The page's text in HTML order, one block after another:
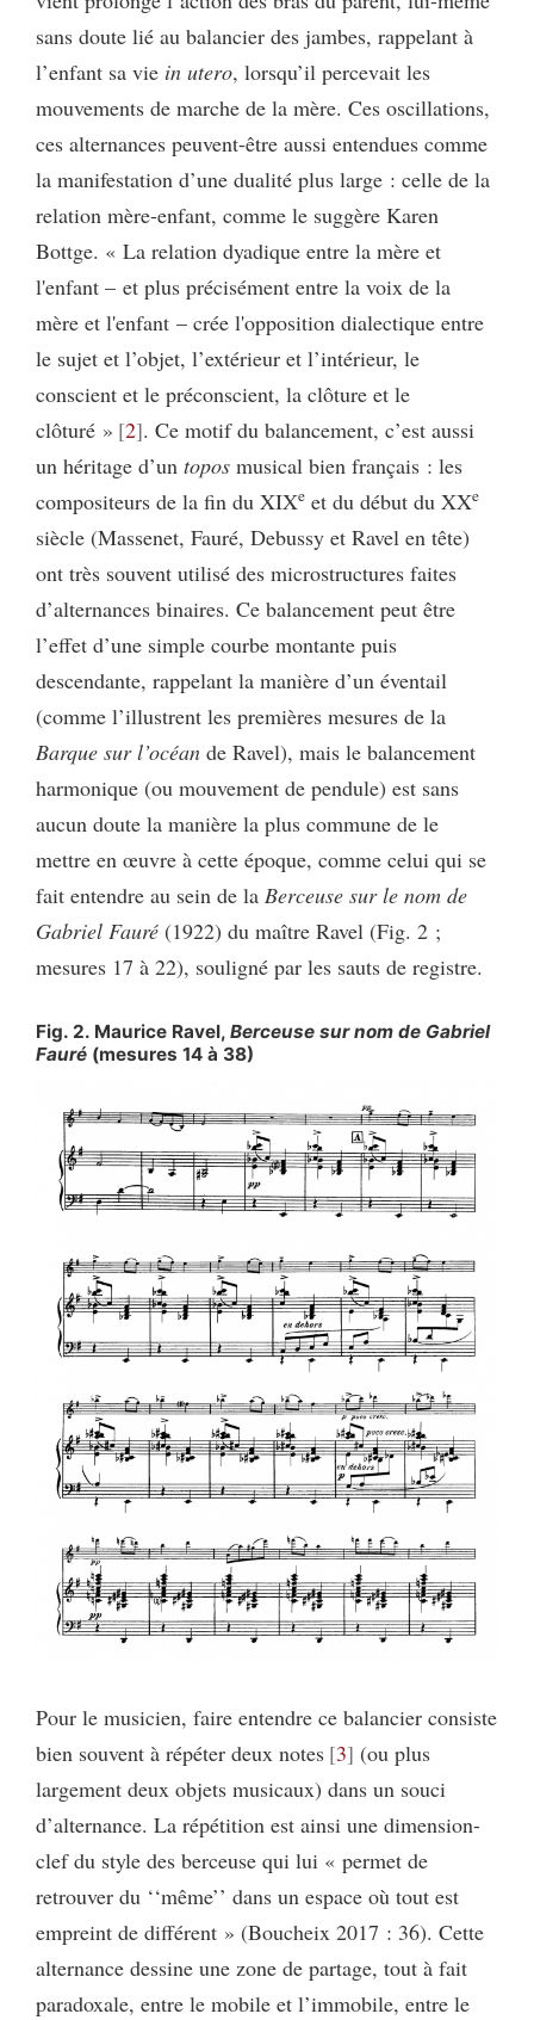
sans doute lié au balancier des jambes, rappelant à
l’enfant sa vie in utero, lorsqu’il percevait les
mouvements de marche de la mère. Ces oscillations,
ces alternances peuvent-être aussi entendues comme
la manifestation d’une dualité plus large : celle de la
relation mère-enfant, comme le suggère Karen
Bottge. « La relation dyadique entre la mère et
l'enfant – et plus précisément entre la voix de la
mère et l'enfant – crée l'opposition dialectique entre
le sujet et l’objet, l’extérieur et l’intérieur, le
conscient et le préconscient, la clôture et le
clôturé » 2 . Ce motif du balancement, c’est aussi
un héritage d’un topos musical bien français : les
compositeurs de la fin du XIXe et du début du XXe
siècle (Massenet, Fauré, Debussy et Ravel en tête)
ont très souvent utilisé des microstructures faites
d’alternances binaires. Ce balancement peut être
l’effet d’une simple courbe montante puis
descendante, rappelant la manière d’un éventail
(comme l’illustrent les premières mesures de la
Barque sur l’océan de Ravel), mais le balancement
harmonique (ou mouvement de pendule) est sans
aucun doute la manière la plus commune de le
mettre en œuvre à cette époque, comme celui qui se
fait entendre au sein de la Berceuse sur le nom de
Gabriel Fauré (1922) du maître Ravel (Fig. 2 ;
mesures 17 à 22), souligné par les sauts de registre.
Fig. 2. Maurice Ravel, Berceuse sur nom de Gabriel
Fauré (mesures 14 à 38)
Pour le musicien, faire entendre ce balancier consiste
bien souvent à répéter deux notes 3 (ou plus
largement deux objets musicaux) dans un souci
d’alternance. La répétition est ainsi une dimension-
clef du style des berceuse qui lui « permet de
retrouver du ‘‘même’’ dans un espace où tout est
empreint de différent » (Boucheix 2017 : 36). Cette
alternance dessine une zone de partage, tout à fait
paradoxale, entre le mobile et l’immobile, entre le